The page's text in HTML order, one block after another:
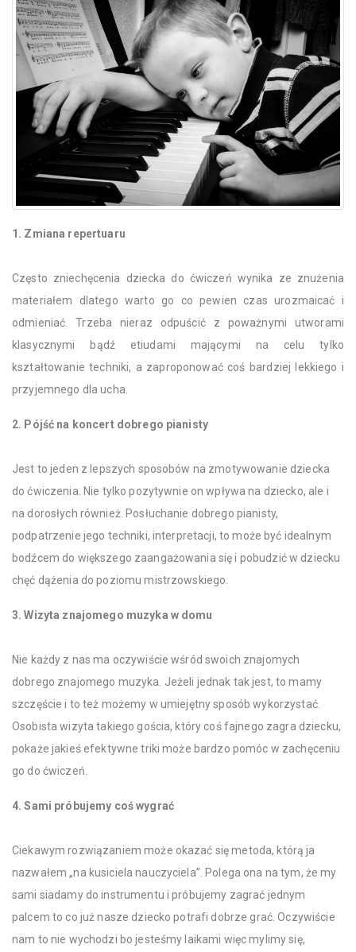
1. Zmiana repertuaru
Często zniechęcenia dziecka do ćwiczeń wynika ze znużenia
materiałem dlatego warto go co pewien czas urozmaicać i
odmieniać. Trzeba nieraz odpuścić z poważnymi utworami
klasycznymi bądź etiudami mającymi na celu tylko
kształtowanie techniki, a zaproponować coś bardziej lekkiego i
przyjemnego dla ucha.
2. Pójść na koncert dobrego pianisty
Jest to jeden z lepszych sposobów na zmotywowanie dziecka
do ćwiczenia. Nie tylko pozytywnie on wpływa na dziecko, ale i
na dorosłych również. Posłuchanie dobrego pianisty,
podpatrzenie jego techniki, interpretacji, to może być idealnym
bodźcem do większego zaangażowania się i pobudzić w dziecku
chęć dążenia do poziomu mistrzowskiego.
3. Wizyta znajomego muzyka w domu
Nie każdy z nas ma oczywiście wśród swoich znajomych
dobrego znajomego muzyka. Jeżeli jednak tak jest, to mamy
szczęście i to też możemy w umiejętny sposób wykorzystać.
Osobista wizyta takiego gościa, który coś fajnego zagra dziecku,
pokaże jakieś efektywne triki może bardzo pomóc w zachęceniu
go do ćwiczeń.
4. Sami próbujemy coś wygrać
Ciekawym rozwiązaniem może okazać się metoda, którą ja
nazwałem „na kusiciela nauczyciela”. Polega ona na tym, że my
sami siadamy do instrumentu i próbujemy zagrać jednym
palcem to co już nasze dziecko potrafi dobrze grać. Oczywiście
nam to nie wychodzi bo jesteśmy laikami więc mylimy się,